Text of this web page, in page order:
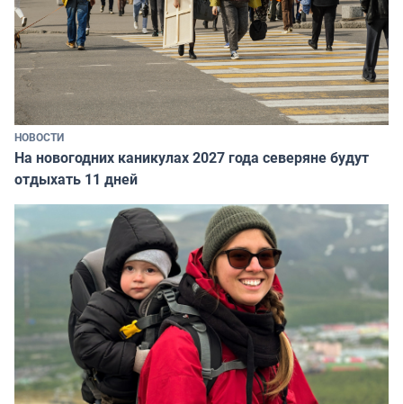
НОВОСТИ
На новогодних каникулах 2027 года северяне будут
отдыхать 11 дней